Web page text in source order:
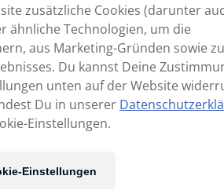
zusätzliche Cookies (darunter
ähnliche Technologien, um die
aus Marketing-Gründen sowie
Du kannst Deine
unten auf der Website
Du in unserer
Einstellungen.
Einstellungen